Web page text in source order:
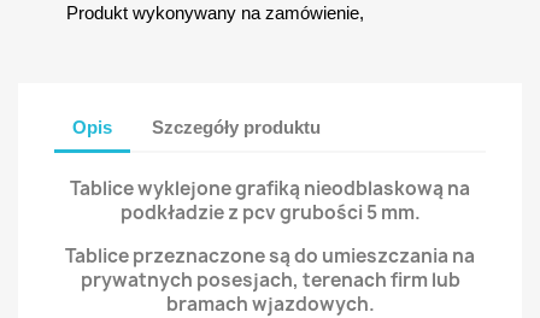
Produkt wykonywany na zamówienie,
Opis Szczegóły produktu
Tablice wyklejone grafiką nieodblaskową na
podkładzie z pcv grubości 5 mm.
Tablice przeznaczone są do umieszczania na
prywatnych posesjach, terenach firm lub
bramach wjazdowych.